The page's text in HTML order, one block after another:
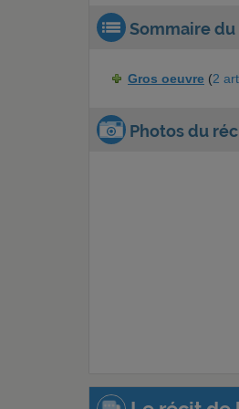
Sommaire du
Gros oeuvre (2
Photos du